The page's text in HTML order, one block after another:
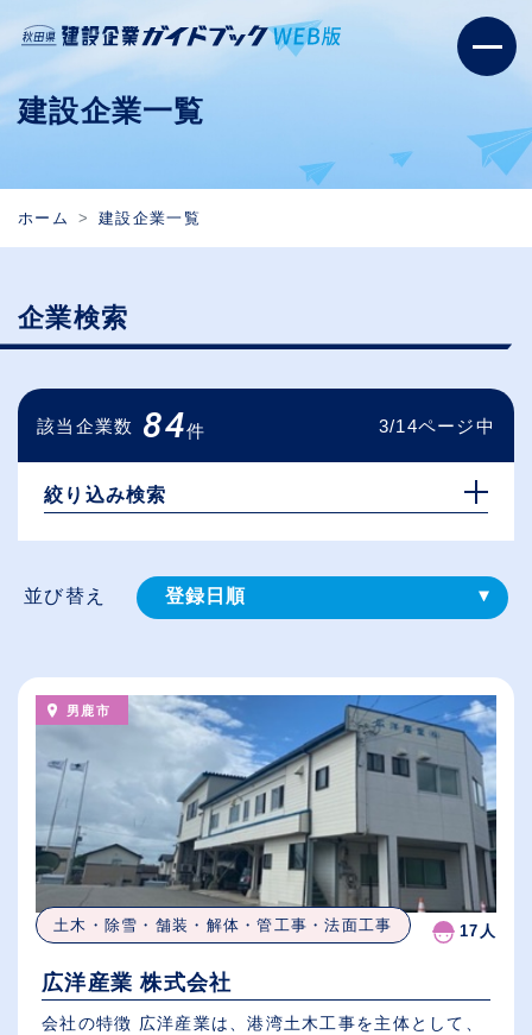
建設企業一覧
ホーム 建設企業一覧
企業検索
該当企業数 84件 3/14ページ中
絞り込み検索
並び替え 登録⽇順
（⾼卒の給与を基準）
従業員が多い順
休日数が多い順
男鹿市
土木・除雪・舗装・解体・管工事・法面工事 17人
広洋産業 株式会社
会社の特徴 広洋産業は、港湾土木工事を主体として、